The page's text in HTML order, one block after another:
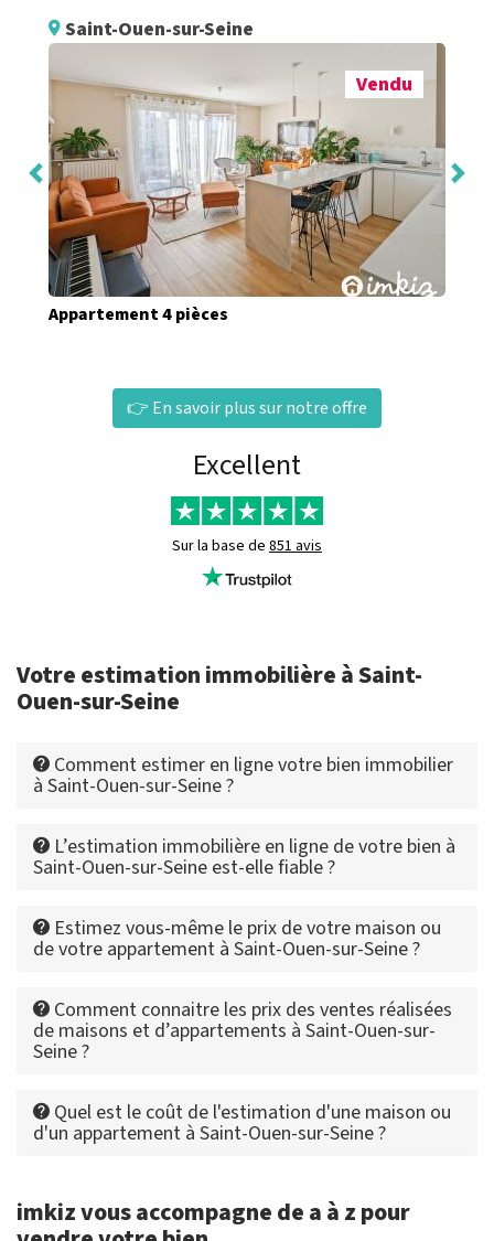
Saint-Ouen-sur-Seine
Vendu
Appartement 4 pièces
👉 En savoir plus sur notre offre
Excellent
Sur la base de 851 avis
Votre estimation immobilière à Saint-
Ouen-sur-Seine
Comment estimer en ligne votre bien immobilier
à Saint-Ouen-sur-Seine ?
L’estimation immobilière en ligne de votre bien à
Saint-Ouen-sur-Seine est-elle fiable ?
Estimez vous-même le prix de votre maison ou
de votre appartement à Saint-Ouen-sur-Seine ?
Comment connaitre les prix des ventes réalisées
de maisons et d’appartements à Saint-Ouen-sur-
Seine ?
Quel est le coût de l'estimation d'une maison ou
d'un appartement à Saint-Ouen-sur-Seine ?
imkiz vous accompagne de a à z pour